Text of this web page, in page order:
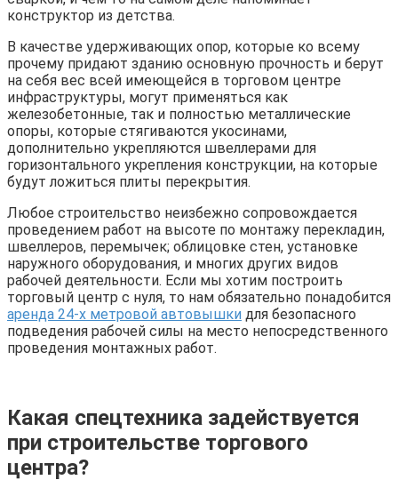
конструктор из детства.
В качестве удерживающих опор, которые ко всему
прочему придают зданию основную прочность и берут
на себя вес всей имеющейся в торговом центре
инфраструктуры, могут применяться как
железобетонные, так и полностью металлические
опоры, которые стягиваются укосинами,
дополнительно укрепляются швеллерами для
горизонтального укрепления конструкции, на которые
будут ложиться плиты перекрытия.
Любое строительство неизбежно сопровождается
проведением работ на высоте по монтажу перекладин,
швеллеров, перемычек; облицовке стен, установке
наружного оборудования, и многих других видов
рабочей деятельности. Если мы хотим построить
торговый центр с нуля, то нам обязательно понадобится
аренда 24-х метровой автовышки для безопасного
подведения рабочей силы на место непосредственного
проведения монтажных работ.
Какая спецтехника задействуется
при строительстве торгового
центра?